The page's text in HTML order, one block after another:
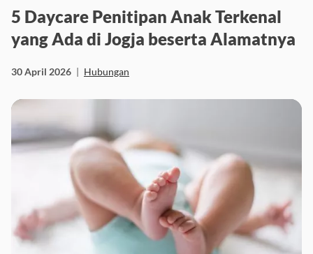
5 Daycare Penitipan Anak Terkenal
yang Ada di Jogja beserta Alamatnya
30 April 2026 | Hubungan